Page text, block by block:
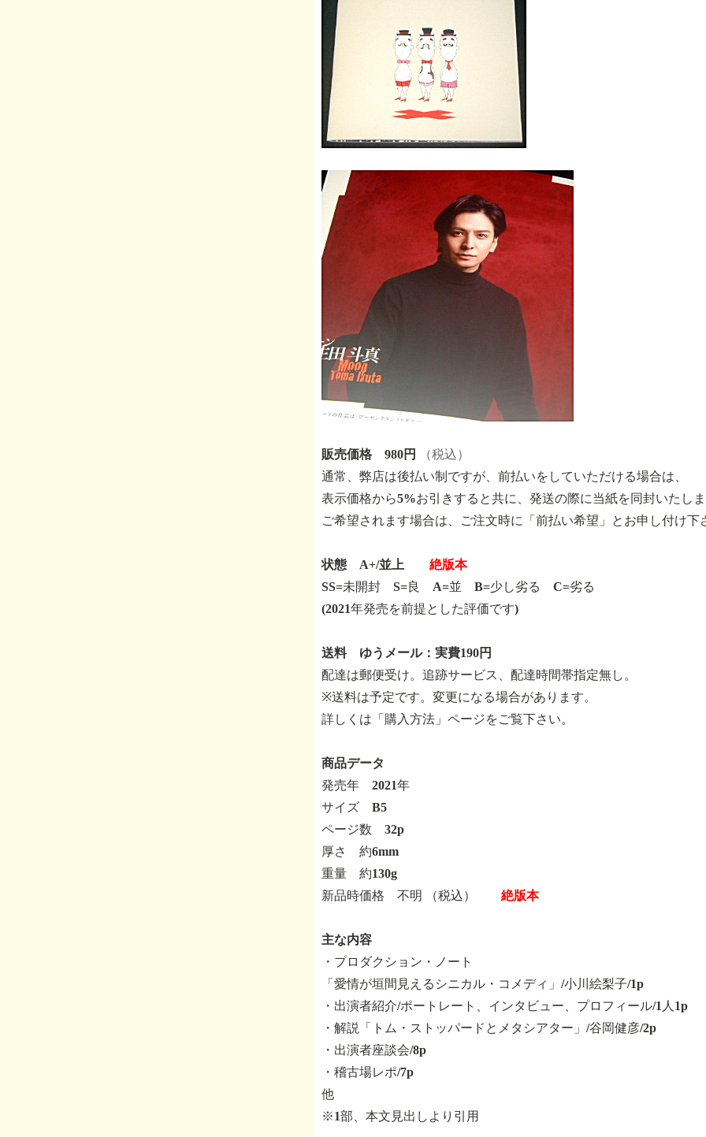
販売価格 980円
（税込）
通常、弊店は後払い制ですが、前払いをしていただける場合は、
表示価格から5%お引きすると共に、発送の際に当紙を同封いたしま
ご希望されます場合は、ご注文時に「前払い希望」とお申し付け下
状態 A+/並上
絶版本
SS=未開封 S=良 A=並 B=少し劣る C=劣る
(2021年発売を前提とした評価です)
送料 ゆうメール：実費190円
配達は郵便受け。追跡サービス、配達時間帯指定無し。
※送料は予定です。変更になる場合があります。
詳しくは「購入方法」ページをご覧下さい。
商品データ
発売年 2021年
サイズ B5
ページ数 32p
厚さ 約6mm
重量 約130g
新品時価格 不明 （税込） 絶版本
主な内容
・プロダクション・ノート
「愛情が垣間見えるシニカル・コメディ」/小川絵梨子/1p
・出演者紹介/ポートレート、インタビュー、プロフィール/1人1p
・解説「トム・ストッパードとメタシアター」/谷岡健彦/2p
・出演者座談会/8p
・稽古場レポ/7p
他
※1部、本文見出しより引用